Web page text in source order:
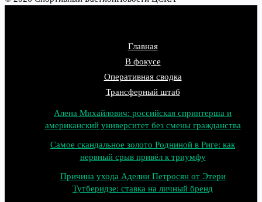
Главная
В фокусе
Оперативная сводка
Трансферный штаб
Алена Михайлович: российская спринтерша и
американский университет без смены гражданства
Самое скандальное золото Родниной в Риге: как
нервный срыв привёл к триумфу
Причина ухода Аделии Петросян от Этери
Тутберидзе: ставка на личный бренд